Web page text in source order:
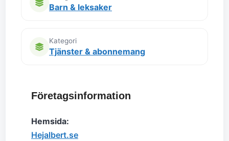
Barn & leksaker
Kategori
Tjänster & abonnemang
Företagsinformation
Hemsida:
Hejalbert.se